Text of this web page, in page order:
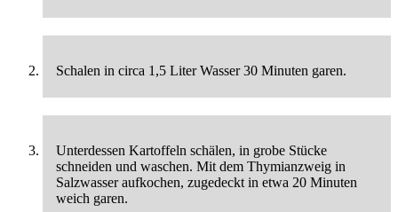
Schalen in circa 1,5 Liter Wasser 30 Minuten garen.
Unterdessen Kartoffeln schälen, in grobe Stücke
schneiden und waschen. Mit dem Thymianzweig in
Salzwasser aufkochen, zugedeckt in etwa 20 Minuten
weich garen.